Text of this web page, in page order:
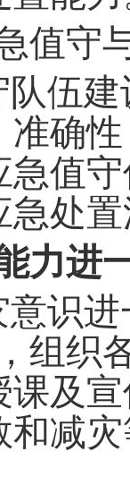
值守
伍
确
急值
急处
力进
识
组织
课及
和减